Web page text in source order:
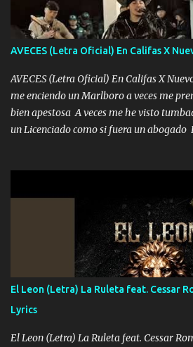
cantamos y por ti nos embriagamos
contigo fui muy feliz a lo mejor no lloró
adoro
AVECES (Letra Oficial) En Califas X
AVECES (Letra Oficial) En Califas X
me enciendo un Marlboro a veces me
bien apestosa A veces me he visto
un Licenciado como si fuera un abogado
corriente no quieren verte subir de level
A veces me pongo un sombrero a veces
con la mirada siempre en alto A veces
me fajó una Glock siempre armado todas
traigo El chiste es que hago lo que
yo tengo el control a todos yo les paro el
malcriado un malandrón Que Les
las risas las que me miran hay gente
El Leon (Letra) La Ruleta feat. Cessar
Lyrics
El Leon (Letra) La Ruleta feat. Cessar